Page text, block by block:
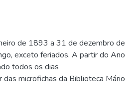
de 1893 a 31 de dezembro de
exceto feriados. A partir do Ano
todos os dias
microfichas da Biblioteca Mário